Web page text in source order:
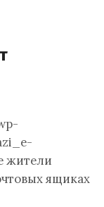
жители
ящиках